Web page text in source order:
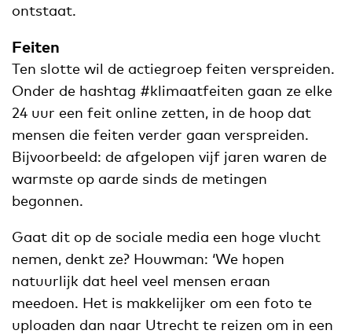
ontstaat.
Feiten
Ten slotte wil de actiegroep feiten verspreiden.
Onder de hashtag #klimaatfeiten gaan ze elke
24 uur een feit online zetten, in de hoop dat
mensen die feiten verder gaan verspreiden.
Bijvoorbeeld: de afgelopen vijf jaren waren de
warmste op aarde sinds de metingen
begonnen.
Gaat dit op de sociale media een hoge vlucht
nemen, denkt ze? Houwman: ‘We hopen
natuurlijk dat heel veel mensen eraan
meedoen. Het is makkelijker om een foto te
uploaden dan naar Utrecht te reizen om in een